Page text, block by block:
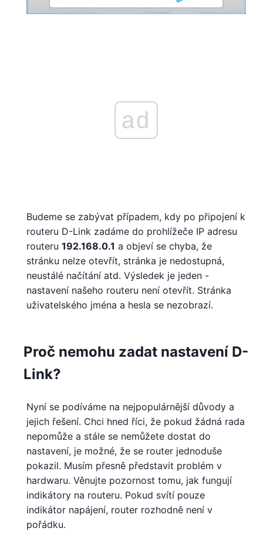
ad
Budeme se zabývat případem, kdy po připojení k
routeru D-Link zadáme do prohlížeče IP adresu
routeru 192.168.0.1 a objeví se chyba, že
stránku nelze otevřít, stránka je nedostupná,
neustálé načítání atd. Výsledek je jeden -
nastavení našeho routeru není otevřít. Stránka
uživatelského jména a hesla se nezobrazí.
Proč nemohu zadat nastavení D-
Link?
Nyní se podíváme na nejpopulárnější důvody a
jejich řešení. Chci hned říci, že pokud žádná rada
nepomůže a stále se nemůžete dostat do
nastavení, je možné, že se router jednoduše
pokazil. Musím přesně představit problém v
hardwaru. Věnujte pozornost tomu, jak fungují
indikátory na routeru. Pokud svítí pouze
indikátor napájení, router rozhodně není v
pořádku.